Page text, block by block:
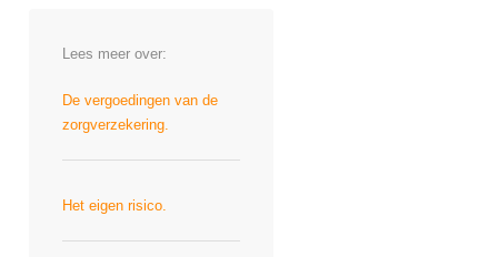
Lees meer over:
De vergoedingen van de
zorgverzekering.
Het eigen risico.